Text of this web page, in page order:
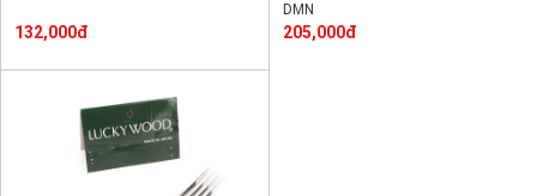
132,000đ
DMN
205,000đ